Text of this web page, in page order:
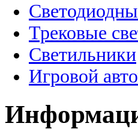
Трековые
Светильники
Игровой